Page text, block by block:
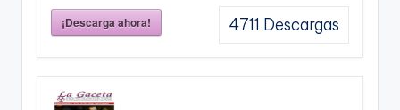
¡Descarga ahora! 4711 Descargas